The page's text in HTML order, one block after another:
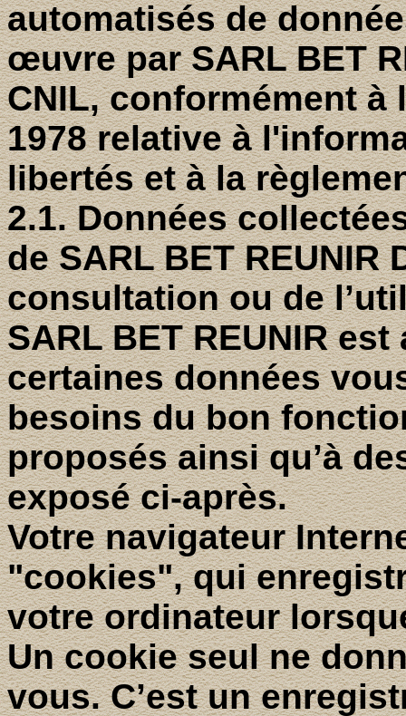
automatisés de
œuvre par SARL BET
CNIL, conformément
1978 relative à
libertés et à la
2.1. Données
de SARL BET REUNIR
consultation ou de
SARL BET REUNIR
certaines données
besoins du bon
proposés ainsi qu’à
exposé ci-après.
Votre navigateur
"cookies", qui
votre ordinateur
Un cookie seul ne
vous. C’est un